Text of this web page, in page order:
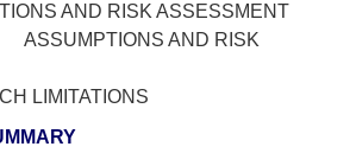
AND RISK ASSESSMENT
AND RISK